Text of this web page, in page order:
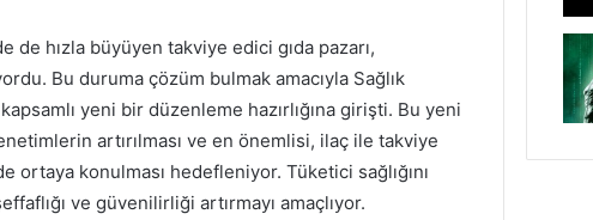
de hızla büyüyen takviye edici gıda pazarı,
Bu duruma çözüm bulmak amacıyla Sağlık
yeni bir düzenleme hazırlığına girişti. Bu yeni
artırılması ve en önemlisi, ilaç ile takviye
ortaya konulması hedefleniyor. Tüketici sağlığını
ve güvenilirliği artırmayı amaçlıyor.